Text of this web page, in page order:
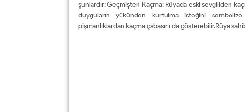
şunlardır: Geçmişten Kaçma: Rüyada eski sevgiliden
duyguların yükünden kurtulma isteğini
pişmanlıklardan kaçma çabasını da gösterebilir.Rüya